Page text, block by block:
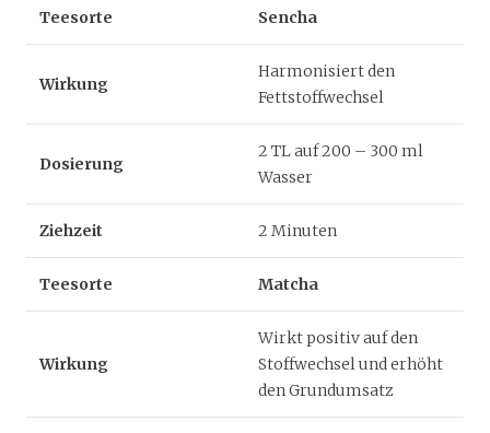
Teesorte Sencha
Wirkung
Harmonisiert den
Fettstoffwechsel
Dosierung
2 TL auf 200 – 300 ml
Wasser
Ziehzeit 2 Minuten
Teesorte Matcha
Wirkung
Wirkt positiv auf den
Stoffwechsel und erhöht
den Grundumsatz